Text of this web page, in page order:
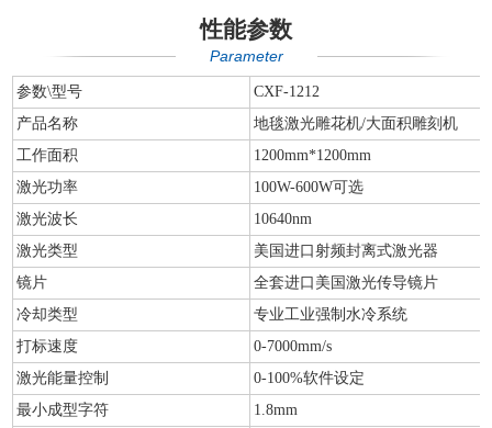
性能参数
Parameter
参数\型号
CXF-1212
产品名称
地毯激光雕花机/大面积雕刻机
工作面积
1200mm*1200mm
激光功率
100W-600W可选
激光波长
10640nm
激光类型
美国进口射频封离式激光器
镜片
全套进口美国激光传导镜片
冷却类型
专业工业强制水冷系统
打标速度
0-7000mm/s
激光能量控制
0-100%软件设定
最小成型字符
1.8mm